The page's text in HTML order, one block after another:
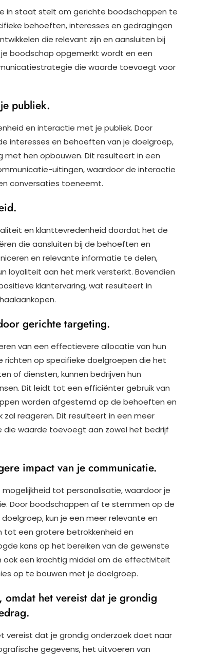
in staat stelt om gerichte boodschappen te
behoeften, interesses en gedragingen
die relevant zijn en aansluiten bij
boodschap opgemerkt wordt en een
die waarde toevoegt voor
publiek.
en interactie met je publiek. Door
interesses en behoeften van je doelgroep,
met hen opbouwen. Dit resulteert in een
uitingen, waardoor de interactie
conversaties toeneemt.
en klanttevredenheid doordat het de
die aansluiten bij de behoeften en
en relevante informatie te delen,
loyaliteit aan het merk versterkt. Bovendien
klantervaring, wat resulteert in
gerichte targeting.
van een effectievere allocatie van hun
op specifieke doelgroepen die het
of diensten, kunnen bedrijven hun
Dit leidt tot een efficiënter gebruik van
worden afgestemd op de behoeften en
reageren. Dit resulteert in een meer
waarde toevoegt aan zowel het bedrijf
impact van je communicatie.
tot personalisatie, waardoor je
Door boodschappen af te stemmen op de
kun je een meer relevante en
tot een grotere betrokkenheid en
kans op het bereiken van de gewenste
een krachtig middel om de effectiviteit
op te bouwen met je doelgroep.
het vereist dat je grondig
vereist dat je grondig onderzoek doet naar
gegevens, het uitvoeren van